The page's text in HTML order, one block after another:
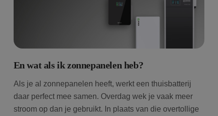
En wat als ik zonnepanelen heb?
Als je al zonnepanelen heeft, werkt een thuisbatterij
daar perfect mee samen. Overdag wek je vaak meer
stroom op dan je gebruikt. In plaats van die overtollige